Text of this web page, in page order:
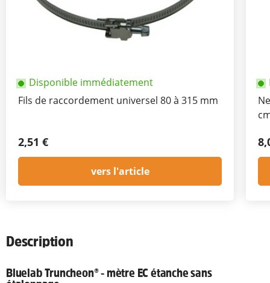
Disponible immédiatement
Fils de raccordement universel 80 à 315 mm
2,51 €
vers l'article
Description
Bluelab Truncheon® - mètre EC étanche sans